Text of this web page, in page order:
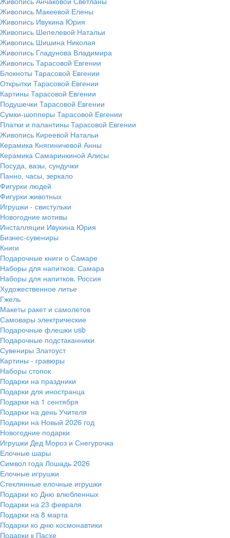
Живопись Макеевой Елены
Живопись Ивукина Юрия
Живопись Шепелевой Натальи
Живопись Шишина Николая
Живопись Гладунова Владимира
Живопись Тарасовой Евгении
Блокноты Тарасовой Евгении
Открытки Тарасовой Евгении
Картины Тарасовой Евгении
Подушечки Тарасовой Евгении
Сумки-шопперы Тарасовой Евгении
Платки и палантины Тарасовой Евгении
Живопись Киреевой Натальи
Керамика Княгиничевой Анны
Керамика Самаринкиной Алисы
Посуда, вазы, сундучки
Панно, часы, зеркало
Фигурки людей
Фигурки животных
Игрушки - свистульки
Новогодние мотивы
Инсталляции Ивукина Юрия
Бизнес-сувениры
Книги
Подарочные книги о Самаре
Наборы для напитков. Самара
Наборы для напитков. Россия
Художественное литье
Гжель
Макеты ракет и самолетов
Самовары электрические
Подарочные флешки usb
Подарочные подстаканники
Сувениры Златоуст
Картины - гравюры
Наборы стопок
Подарки на праздники
Подарки для иностранца
Подарки на 1 сентября
Подарки на день Учителя
Подарки на Новый 2026 год
Новогодние подарки
Игрушки Дед Мороз и Снегурочка
Елочные шары
Символ года Лошадь 2026
Елочные игрушки
Стеклянные елочные игрушки
Подарки ко Дню влюбленных
Подарки на 23 февраля
Подарки на 8 марта
Подарки ко дню космонавтики
Подарки к Пасхе